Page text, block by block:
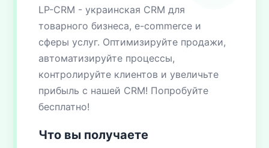
LP-CRM - украинская CRM для
товарного бизнеса, e-commerce и
сферы услуг. Оптимизируйте продажи,
автоматизируйте процессы,
контролируйте клиентов и увеличьте
прибыль с нашей CRM! Попробуйте
бесплатно!
Что вы получаете